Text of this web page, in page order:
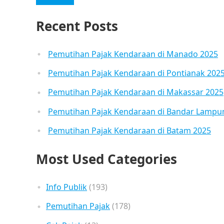
Recent Posts
Pemutihan Pajak Kendaraan di Manado 2025
Pemutihan Pajak Kendaraan di Pontianak
Pemutihan Pajak Kendaraan di Makassar 2025
Pemutihan Pajak Kendaraan di Bandar
Pemutihan Pajak Kendaraan di Batam 2025
Most Used Categories
Info Publik(193)
Pemutihan Pajak(178)